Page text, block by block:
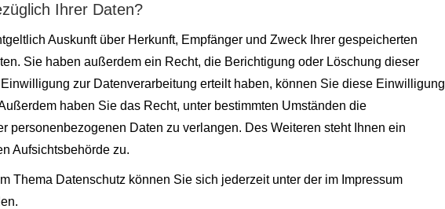
Ihrer Daten?
Auskunft über Herkunft, Empfänger und Zweck Ihrer gespeicherten
Sie haben außerdem ein Recht, die Berichtigung oder Löschung dieser
zur Datenverarbeitung erteilt haben, können Sie diese Einwilligung
haben Sie das Recht, unter bestimmten Umständen die
personenbezogenen Daten zu verlangen. Des Weiteren steht Ihnen ein
Aufsichtsbehörde zu.
Thema Datenschutz können Sie sich jederzeit unter der im Impressum